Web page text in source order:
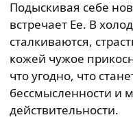
Подыскивая себе
встречает Ее. В
сталкиваются,
кожей чужое
что угодно, что
бессмысленности и
действительности.